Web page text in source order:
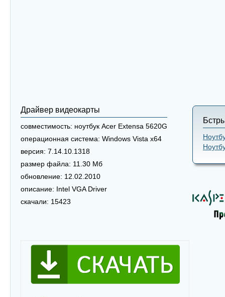
Драйвер видеокарты
совместимость: ноутбук Acer Extensa 5620G
операционная система: Windows Vista x64
версия: 7.14.10.1318
размер файла: 11.30 Мб
обновление: 12.02.2010
описание: Intel VGA Driver
скачали: 15423